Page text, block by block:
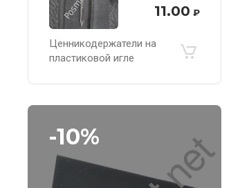
11.00 ₽
Ценникодержатели на
пластиковой игле
-10%